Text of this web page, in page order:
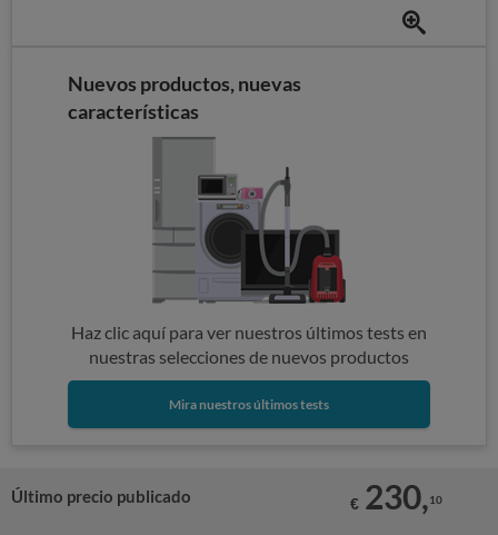
Nuevos productos, nuevas
características
Haz clic aquí para ver nuestros últimos tests en
nuestras selecciones de nuevos productos
Mira nuestros últimos tests
Último precio publicado € 230,10